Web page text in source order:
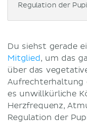
Regulation der
Du siehst gerade
Mitglied, um das
über das
Aufrechterhaltung
es unwillkürliche
Herzfrequenz,
Regulation der